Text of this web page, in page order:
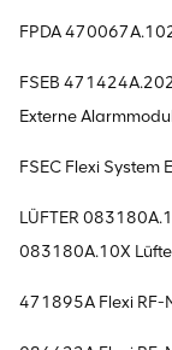
FPDA
FSEB
Externe
FSEC Flexi System
LÜFTER
083180A.10X
471895A Flexi RF-